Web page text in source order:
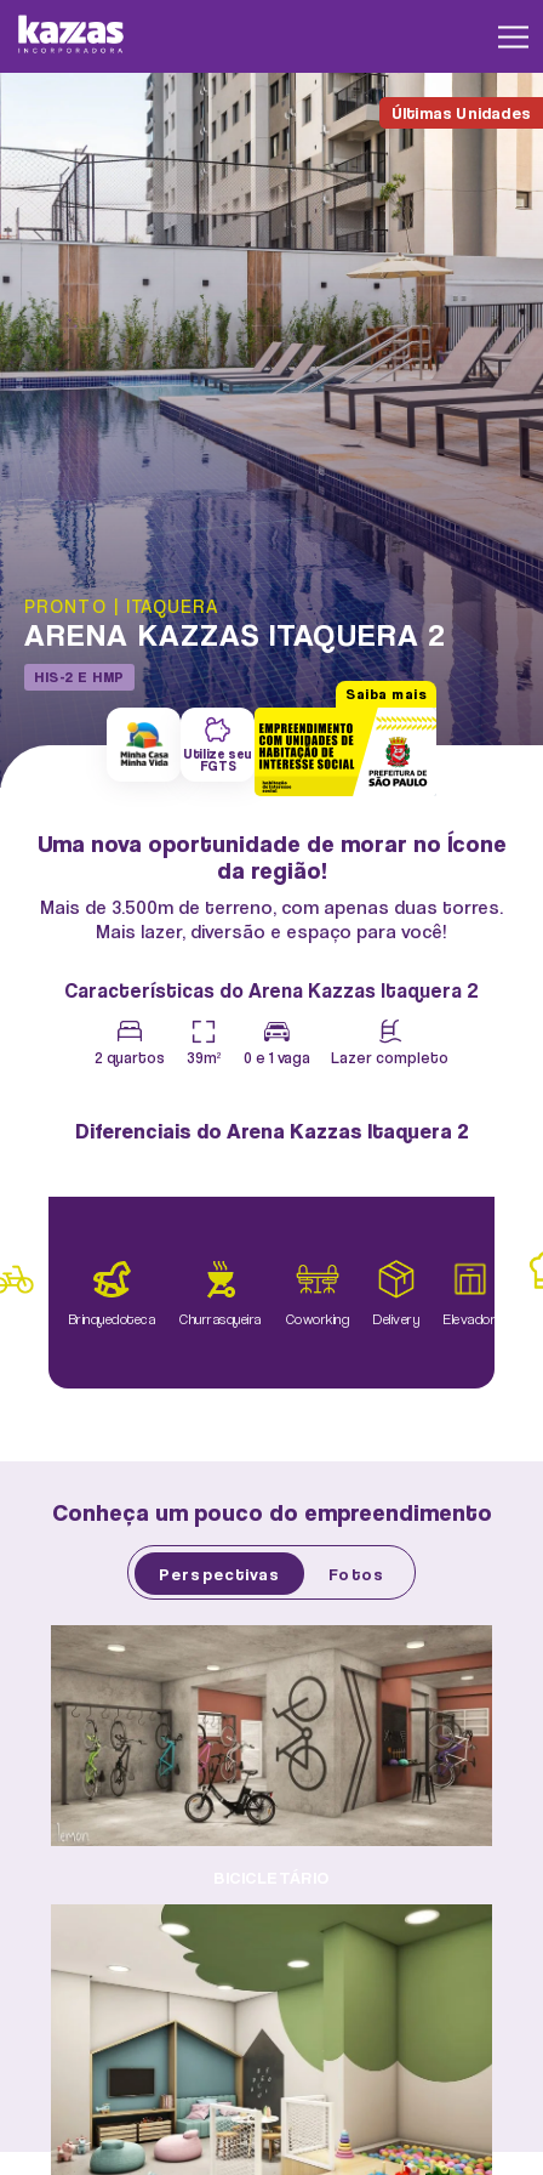
Últimas Unidades
Utilize seu
FGTS
Saiba mais
PRONTO | ITAQUERA
ARENA KAZZAS ITAQUERA 2
HIS-2 E HMP
Uma nova oportunidade de morar no Ícone
da região!
Mais de 3.500m de terreno, com apenas duas torres.
Mais lazer, diversão e espaço para você!
Características do Arena Kazzas Itaquera 2
2 quartos 39m² 0 e 1 vaga Lazer completo
Diferenciais do Arena Kazzas Itaquera 2
Brinquedoteca Churrasqueira Coworking Delivery Elevador
Conheça um pouco do empreendimento
Perspectivas Fotos